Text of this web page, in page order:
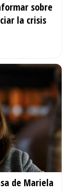
sobre
la crisis
de Mariela